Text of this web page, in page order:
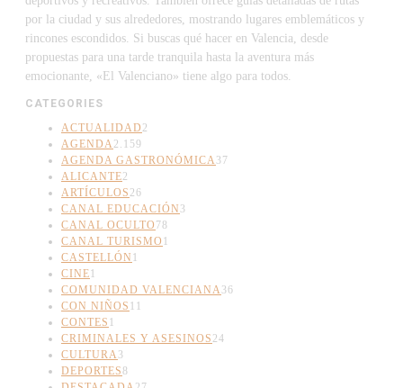
por la ciudad y sus alrededores, mostrando lugares emblemáticos y
rincones escondidos. Si buscas qué hacer en Valencia, desde
propuestas para una tarde tranquila hasta la aventura más
emocionante, «El Valenciano» tiene algo para todos.
CATEGORIES
ACTUALIDAD 2
AGENDA2.159
AGENDA GASTRONÓMICA37
ALICANTE2
ARTÍCULOS 26
CANAL EDUCACIÓN 3
CANAL OCULTO 78
CANAL TURISMO 1
CASTELLÓN 1
CINE1
COMUNIDAD VALENCIANA36
CON NIÑOS 11
CONTES 1
CRIMINALES Y ASESINOS 24
CULTURA3
DEPORTES8